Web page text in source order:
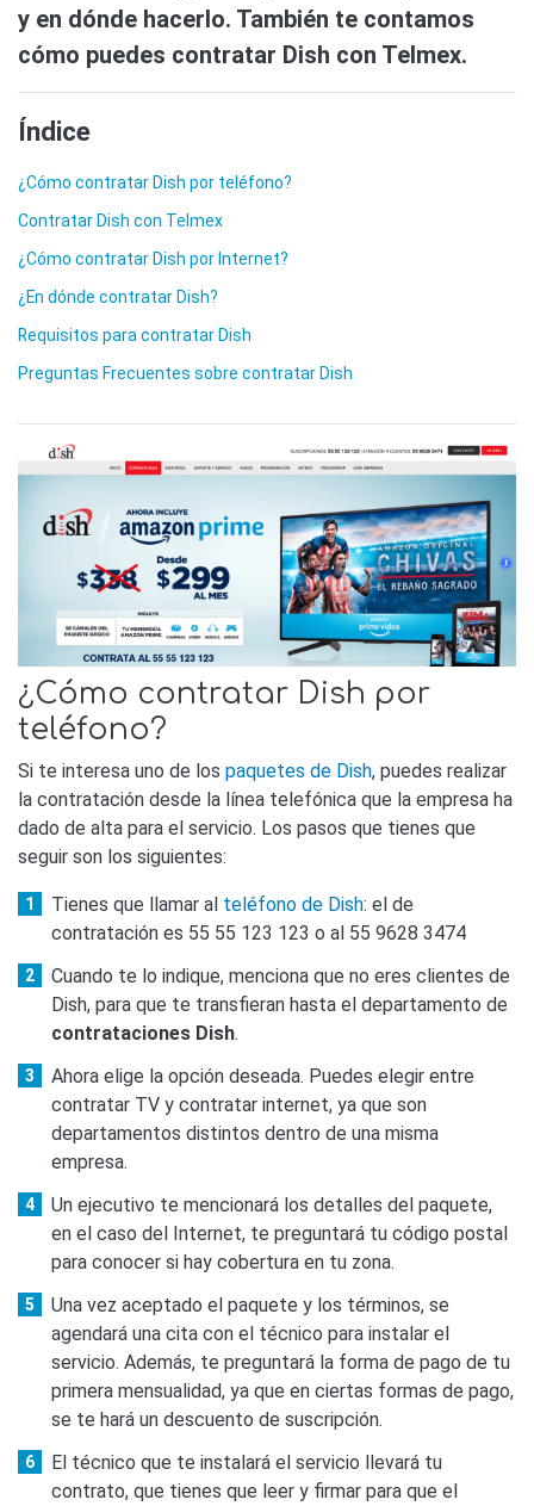
y en dónde hacerlo. También te contamos
cómo puedes contratar Dish con Telmex.
Índice
¿Cómo contratar Dish por teléfono?
Contratar Dish con Telmex
¿Cómo contratar Dish por Internet?
¿En dónde contratar Dish?
Requisitos para contratar Dish
Preguntas Frecuentes sobre contratar Dish
¿Cómo contratar Dish por
teléfono?
Si te interesa uno de los paquetes de Dish, puedes realizar
la contratación desde la línea telefónica que la empresa ha
dado de alta para el servicio. Los pasos que tienes que
seguir son los siguientes:
Tienes que llamar al teléfono de Dish: el de
contratación es 55 55 123 123 o al 55 9628 3474
Cuando te lo indique, menciona que no eres clientes de
Dish, para que te transfieran hasta el departamento de
contrataciones Dish.
Ahora elige la opción deseada. Puedes elegir entre
contratar TV y contratar internet, ya que son
departamentos distintos dentro de una misma
empresa.
Un ejecutivo te mencionará los detalles del paquete,
en el caso del Internet, te preguntará tu código postal
para conocer si hay cobertura en tu zona.
Una vez aceptado el paquete y los términos, se
agendará una cita con el técnico para instalar el
servicio. Además, te preguntará la forma de pago de tu
primera mensualidad, ya que en ciertas formas de pago,
se te hará un descuento de suscripción.
El técnico que te instalará el servicio llevará tu
contrato, que tienes que leer y firmar para que el